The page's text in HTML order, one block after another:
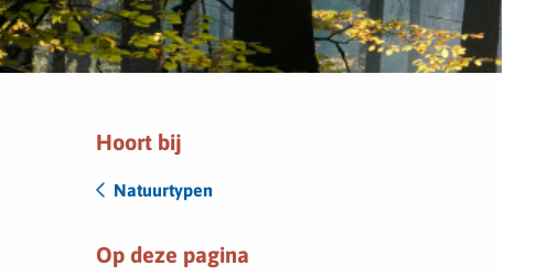
Hoort bij
Natuurtypen
Op deze pagina